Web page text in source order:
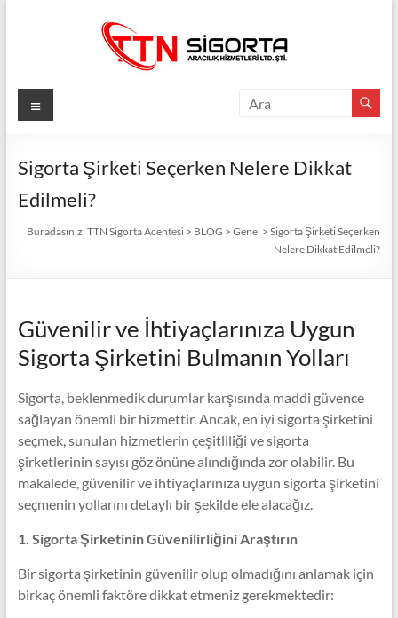
TTN
Acentesi
Güvenli
İyi
Fiyatlar,
Eksiksiz
Koruma
Menü
Sigorta Şirketi Seçerken Nelere Dikkat
Edilmeli?
Buradasınız: TTN Sigorta Acentesi > BLOG >Genel >Sigorta Şirketi Seçerken
Nelere Dikkat Edilmeli?
Güvenilir ve İhtiyaçlarınıza Uygun
Sigorta Şirketini Bulmanın Yolları
Sigorta, beklenmedik durumlar karşısında maddi güvence
sağlayan önemli bir hizmettir. Ancak, en iyi sigorta şirketini
seçmek, sunulan hizmetlerin çeşitliliği ve sigorta
şirketlerinin sayısı göz önüne alındığında zor olabilir. Bu
makalede, güvenilir ve ihtiyaçlarınıza uygun sigorta şirketini
seçmenin yollarını detaylı bir şekilde ele alacağız.
1. Sigorta Şirketinin Güvenilirliğini Araştırın
Bir sigorta şirketinin güvenilir olup olmadığını anlamak için
birkaç önemli faktöre dikkat etmeniz gerekmektedir: